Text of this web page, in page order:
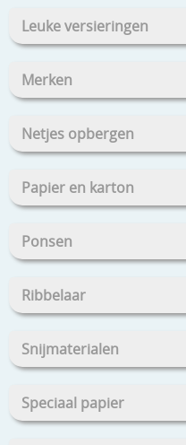
Leuke versieringen
Merken
Netjes opbergen
Papier en karton
Ponsen
Ribbelaar
Snijmaterialen
Speciaal papier